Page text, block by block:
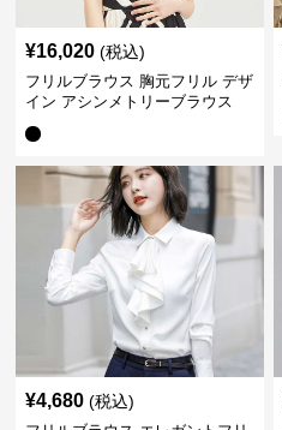
¥16,020 (税込)
フリルブラウス 胸元フリル デザ
イン アシンメトリーブラウス
¥4,680 (税込)